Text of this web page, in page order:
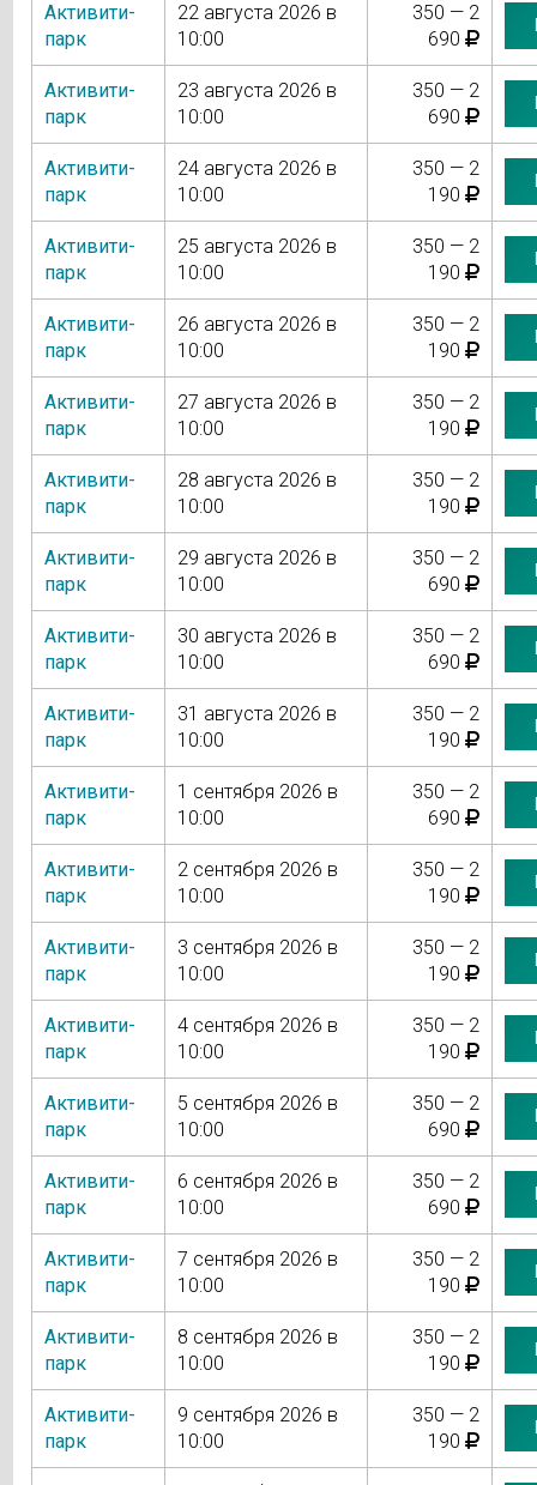
Активити-
парк
22 августа 2026 в
10:00
350 — 2
690
Активити-
парк
23 августа 2026 в
10:00
350 — 2
690
Активити-
парк
24 августа 2026 в
10:00
350 — 2
190
Активити-
парк
25 августа 2026 в
10:00
350 — 2
190
Активити-
парк
26 августа 2026 в
10:00
350 — 2
190
Активити-
парк
27 августа 2026 в
10:00
350 — 2
190
Активити-
парк
28 августа 2026 в
10:00
350 — 2
190
Активити-
парк
29 августа 2026 в
10:00
350 — 2
690
Активити-
парк
30 августа 2026 в
10:00
350 — 2
690
Активити-
парк
31 августа 2026 в
10:00
350 — 2
190
Активити-
парк
1 сентября 2026 в
10:00
350 — 2
690
Активити-
парк
2 сентября 2026 в
10:00
350 — 2
190
Активити-
парк
3 сентября 2026 в
10:00
350 — 2
190
Активити-
парк
4 сентября 2026 в
10:00
350 — 2
190
Активити-
парк
5 сентября 2026 в
10:00
350 — 2
690
Активити-
парк
6 сентября 2026 в
10:00
350 — 2
690
Активити-
парк
7 сентября 2026 в
10:00
350 — 2
190
Активити-
парк
8 сентября 2026 в
10:00
350 — 2
190
Активити-
парк
9 сентября 2026 в
10:00
350 — 2
190